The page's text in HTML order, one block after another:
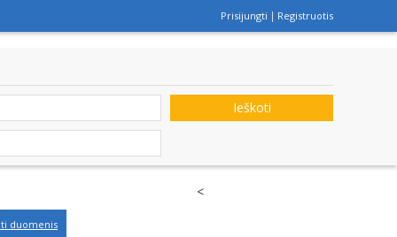
Prisijungti Registruotis
Ieškoti
duomenis
<